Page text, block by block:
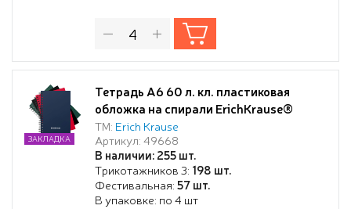
Тетрадь А6 60 л. кл. пластиковая
обложка на спирали ErichKrause®
Classic, ассорти
ТМ: Erich Krause
Артикул: 49668
В наличии: 255 шт.
Трикотажников 3: 198 шт.
Фестивальная:57 шт.
В упаковке: по 4 шт
ЗАКЛАДКА